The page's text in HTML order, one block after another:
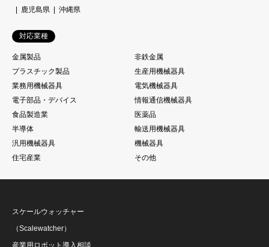
鹿児島県
沖縄県
対応業種
金属製品
非鉄金属
プラスチック製品
生産用機械器具
業務用機械器具
電気機械器具
電子部品・デバイス
情報通信機械器具
食品製造業
医薬品
半導体
輸送用機械器具
汎用機械器具
機械器具
住宅産業
その他
スケールウォッチャー
（Scalewatcher）
産業用ロボット導入相談